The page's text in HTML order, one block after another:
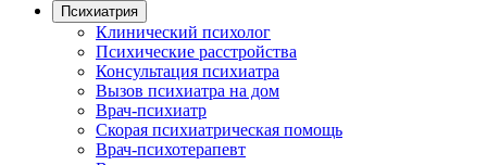
Психиатрия
Клинический психолог
Психические расстройства
Консультация психиатра
Вызов психиатра на дом
Врач-психиатр
Скорая психиатрическая помощь
Врач-психотерапевт